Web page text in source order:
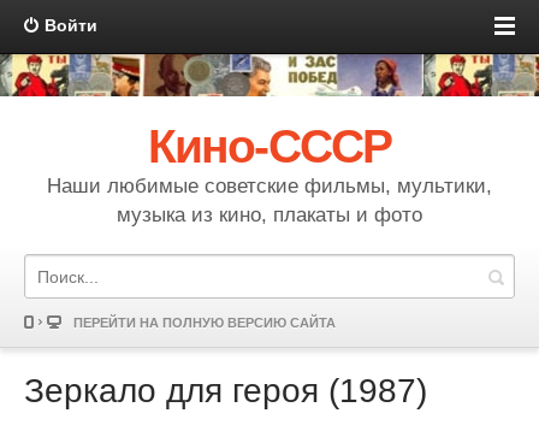
Войти
Кино-СССР
Наши любимые советские фильмы, мультики,
музыка из кино, плакаты и фото
ПЕРЕЙТИ НА ПОЛНУЮ ВЕРСИЮ САЙТА
Зеркало для героя (1987)